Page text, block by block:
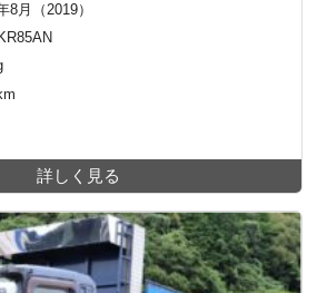
8月（2019）
詳しく見る